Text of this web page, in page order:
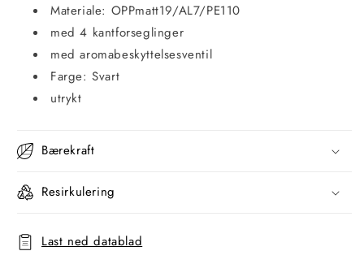
Materiale: OPPmatt19/AL7/PE110
med 4 kantforseglinger
med aromabeskyttelsesventil
Farge: Svart
utrykt
Bærekraft
Resirkulering
Last ned datablad